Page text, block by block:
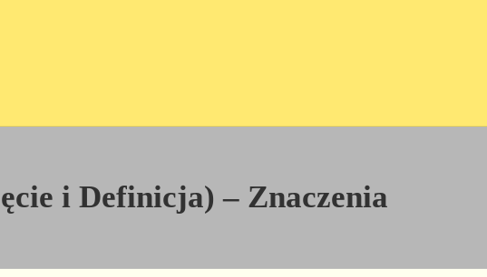
i Definicja) – Znaczenia